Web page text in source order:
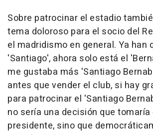
Sobre patrocinar el estadio
tema doloroso para el socio del
el madridismo en general. Ya han
'Santiago', ahora solo está el
me gustaba más 'Santiago
antes que vender el club, si hay
para patrocinar el 'Santiago
no sería una decisión que
presidente, sino que